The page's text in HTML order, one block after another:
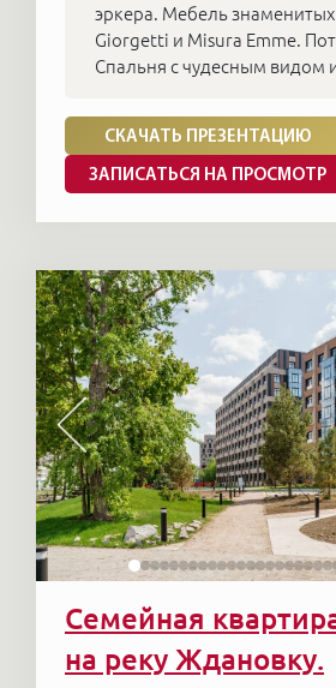
эркера. Мебель
Giorgetti и Misura Emme.
Спальня с чудесным видом
СКАЧАТЬ ПРЕЗЕНТАЦИЮ
ЗАПИСАТЬСЯ НА ПРОСМОТР
Семейная
на реку Ждановку.